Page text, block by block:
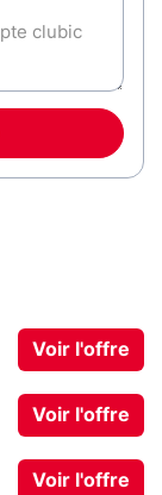
Voir l'offre
Voir l'offre
Voir l'offre